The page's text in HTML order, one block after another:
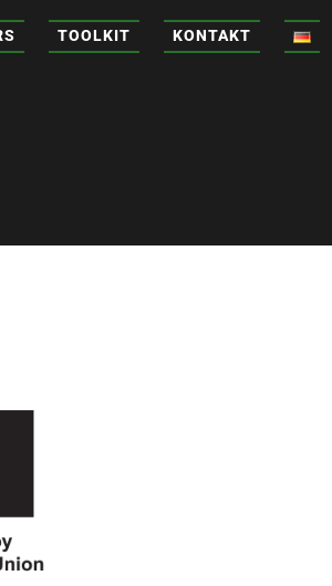
TOOLKIT KONTAKT